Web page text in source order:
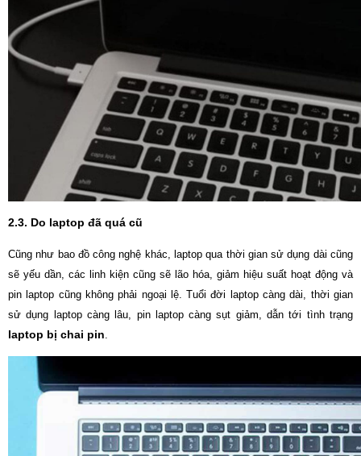
2.3. Do laptop đã quá cũ
Cũng như bao đồ công nghệ khác, laptop qua thời gian sử dụng dài cũng
sẽ yếu dần, các linh kiện cũng sẽ lão hóa, giảm hiệu suất hoạt động và
pin laptop cũng không phải ngoại lệ. Tuổi đời laptop càng dài, thời gian
sử dụng laptop càng lâu, pin laptop càng sụt giảm, dẫn tới tình trạng
laptop bị chai pin.